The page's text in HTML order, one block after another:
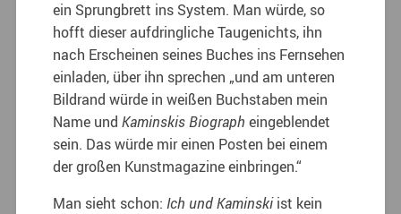
ein Sprungbrett ins System. Man würde, so
hofft dieser aufdringliche Taugenichts, ihn
nach Erscheinen seines Buches ins Fernsehen
einladen, über ihn sprechen „und am unteren
Bildrand würde in weißen Buchstaben mein
Name undKaminskis Biograph eingeblendet
sein. Das würde mir einen Posten bei einem
der großen Kunstmagazine einbringen.“
Man sieht schon:Ich und Kaminskiist kein